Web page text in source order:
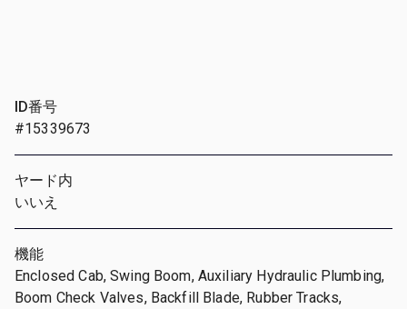
ID番号
#15339673
ヤード内
いいえ
機能
Enclosed Cab, Swing Boom, Auxiliary Hydraulic Plumbing,
Boom Check Valves, Backfill Blade, Rubber Tracks,